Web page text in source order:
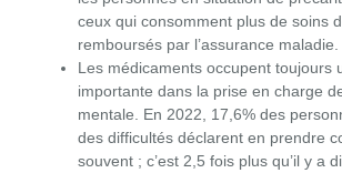
ceux qui consomment plus de soins
remboursés par l’assurance maladie.
Les médicaments occupent toujours
importante dans la prise en charge
mentale. En 2022, 17,6% des
des difficultés déclarent en prendre
souvent ; c’est 2,5 fois plus qu’il y a